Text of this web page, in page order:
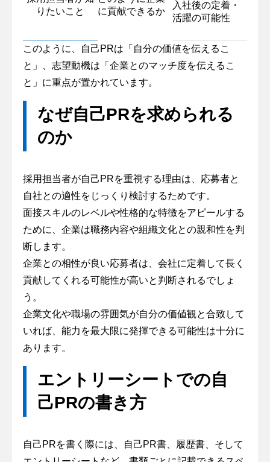
りたいこと
に貢献できるか
入社後の定着・
活躍の可能性
このように、自己PRは「自分の価値を伝えるこ
と」、志望動機は「企業とのマッチ度を伝えるこ
と」に重点が置かれています。
なぜ自己PRを求められる
のか
採用担当者が自己PRを重視する理由は、応募者と
自社との適性をじっくり検討するためです。
面接スキルのレベルや性格的な特徴をアピールする
ために、企業は職務内容や組織文化との親和性を判
断します。
企業との相性が良い応募者は、会社に定着して長く
貢献してくれる可能性が高いと判断されるでしょ
う。
企業文化や職場の雰囲気が自分の価値観と合致して
いれば、能力を最大限に発揮できる可能性は十分に
あります。
エントリーシートでの自
己PRの書き方
自己PRを書く際には、自己PR書、履歴書、そして